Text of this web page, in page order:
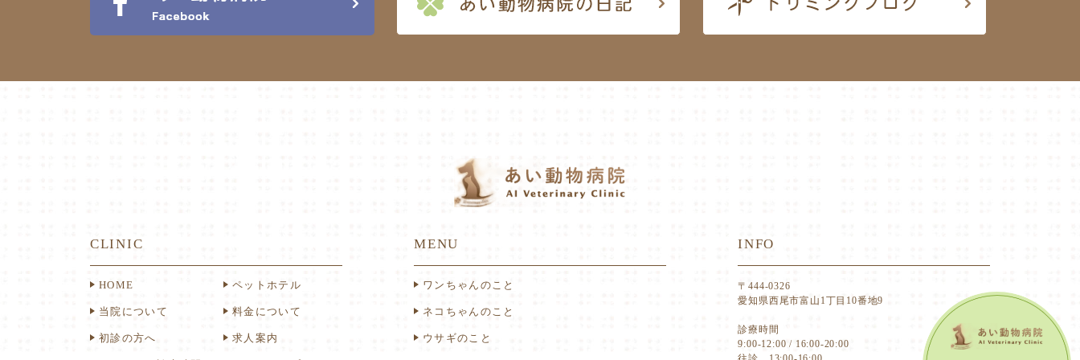
CLINIC
HOME
当院について
初診の方へ
ペットホテル
料金について
求人案内
MENU
ワンちゃんのこと
ネコちゃんのこと
ウサギのこと
INFO
〒444-0326
愛知県西尾市富山1丁目10番地9
診療時間
9:00-12:00 / 16:00-20:00